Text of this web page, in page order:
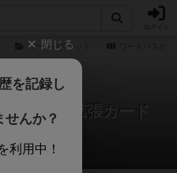
ワードバスケット
音半濁音拡張カード
レビュー
閉じる
を記録し
せんか？
利用中！